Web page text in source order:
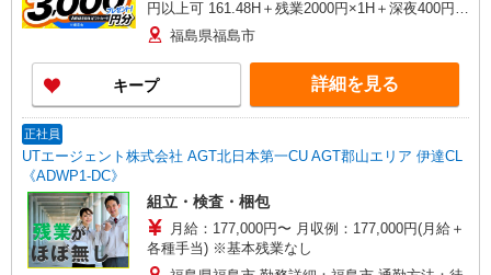
円以上可 161.48H＋残業2000円×1H＋深夜400円
×50H福島県福島市
キープ 詳細を見る
正社員
UTエージェント株式会社 AGT北日本第一CU AGT郡山エリア 伊達CL
《ADWP1-DC》
組立・検査・梱包
月給：177,000円〜 月収例：177,000円(月給＋
各種手当) ※基本残業なし